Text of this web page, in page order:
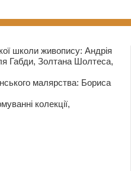
школи живопису: Андрія
Габди, Золтана Шолтеса,
малярства: Бориса
колекції,